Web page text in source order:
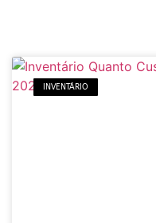
INVENTÁRIO